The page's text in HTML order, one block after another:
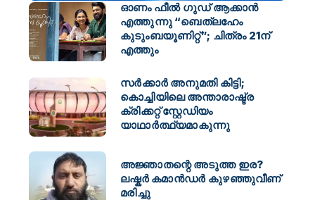
ഓണം ഫീൽ ഗുഡ് ആക്കാൻ
എത്തുന്നു “ബെത്‌ലഹേം
കുടുംബയൂണിറ്റ്”; ചിത്രം 21ന്
എത്തും
സർക്കാർ അനുമതി കിട്ടി;
കൊച്ചിയിലെ അന്താരാഷ്ട്ര
ക്രിക്കറ്റ് സ്റ്റേഡിയം
യാഥാർത്ഥ്യമാകുന്നു
അജ്ഞാതന്റെ അടുത്ത ഇര?
ലഷ്കർ കമാൻഡർ കുഴഞ്ഞുവീണ്
മരിച്ചു